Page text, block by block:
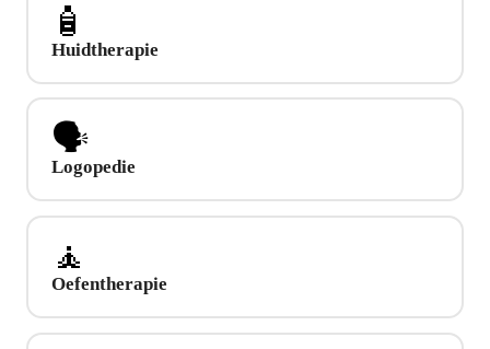
🧴
Huidtherapie
🗣️
Logopedie
🧘
Oefentherapie